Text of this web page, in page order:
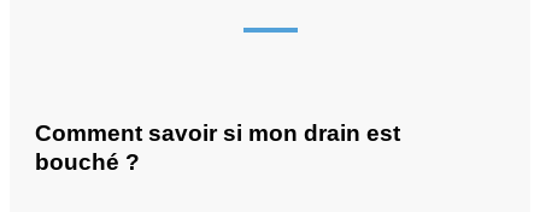
Comment savoir si mon drain est
bouché ?